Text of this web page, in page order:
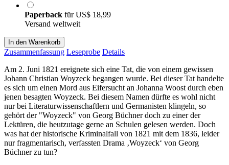
Paperback fürUS$ 18,99
Versand weltweit
In den Warenkorb
Zusammenfassung Leseprobe Details
Am 2. Juni 1821 ereignete sich eine Tat, die von einem gewissen
Johann Christian Woyzeck begangen wurde. Bei dieser Tat handelte
es sich um einen Mord aus Eifersucht an Johanna Woost durch eben
jenen besagten Woyzeck. Bei diesem Namen dürfte es wohl nicht
nur bei Literaturwissenschaftlern und Germanisten klingeln, so
gehört der "Woyzeck" von Georg Büchner doch zu einer der
Lektüren, die heutzutage gerne an Schulen gelesen werden. Doch
was hat der historische Kriminalfall von 1821 mit dem 1836, leider
nur fragmentarisch, verfassten Drama ‚Woyzeck‘ von Georg
Büchner zu tun?